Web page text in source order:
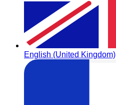
English (United Kingdom)